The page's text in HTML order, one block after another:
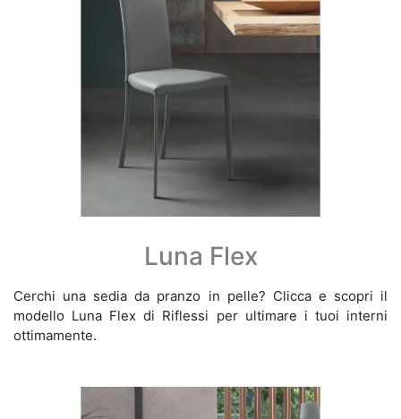
Luna Flex
Cerchi una sedia da pranzo in pelle? Clicca e scopri il
modello Luna Flex di Riflessi per ultimare i tuoi interni
ottimamente.